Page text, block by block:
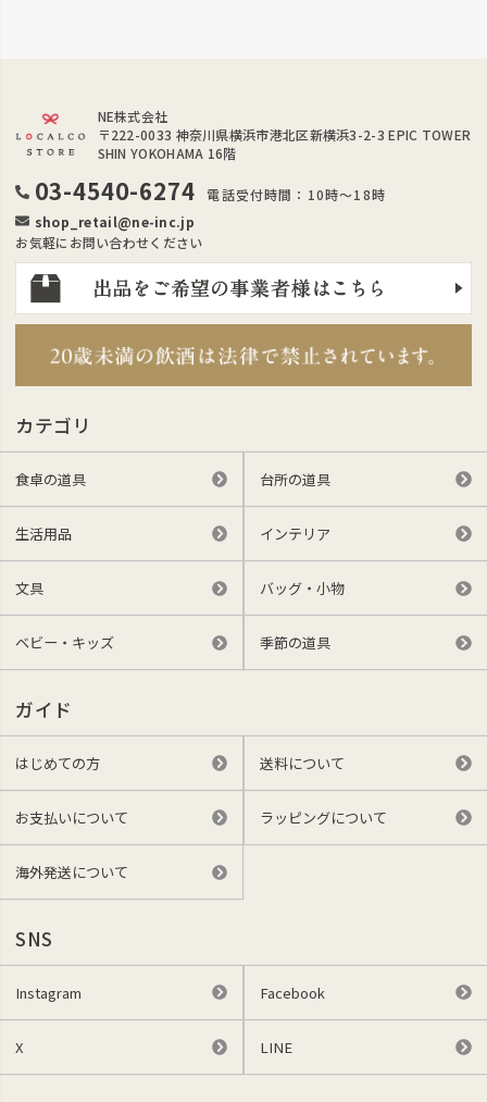
NE株式会社
〒222-0033 神奈川県横浜市港北区新横浜3-2-3 EPIC TOWER
SHIN YOKOHAMA 16階
03-4540-6274
電話受付時間：10時～18時
shop_retail@ne-inc.jp
お気軽にお問い合わせください
カテゴリ
食卓の道具 台所の道具
生活用品 インテリア
文具 バッグ・小物
ベビー・キッズ 季節の道具
ガイド
はじめての方 送料について
お支払いについて ラッピングについて
海外発送について
SNS
Instagram Facebook
X LINE